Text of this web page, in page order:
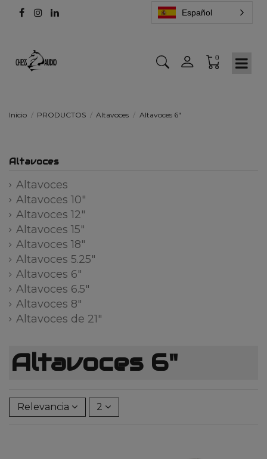
Español
0
Inicio PRODUCTOS Altavoces Altavoces 6"
Altavoces 6"
Relevancia 2
Altavoces
Altavoces
Altavoces 10"
Altavoces 12"
Altavoces 15"
Altavoces 18"
Altavoces 5.25"
Altavoces 6"
Altavoces 6.5"
Altavoces 8"
Altavoces de 21"